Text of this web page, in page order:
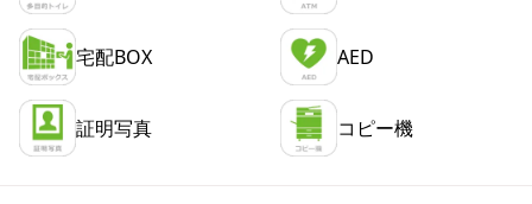
宅配BOX AED
証明写真 コピー機